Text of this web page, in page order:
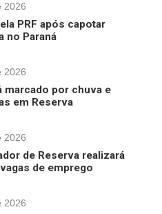
2026
PRF após capotar
no Paraná
2026
marcado por chuva e
em Reserva
2026
de Reserva realizará
de emprego
2026